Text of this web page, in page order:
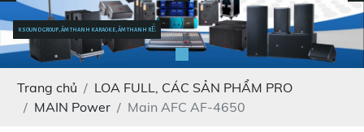
KSOUND GROUP, ÂM THANH KARAOKE, ÂM THANH RẺ
Trang chủ
LOA FULL, CÁC SẢN PHẨM PRO
MAIN Power
Main AFC AF-4650